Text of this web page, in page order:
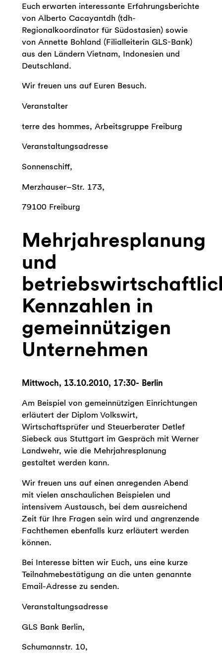
Euch erwarten interessante Erfahrungsberichte
von Alberto Cacayantdh (tdh-
Regionalkoordinator für Südostasien) sowie
von Annette Bohland (Filialleiterin GLS-Bank)
aus den Ländern Vietnam, Indonesien und
Deutschland.
Wir freuen uns auf Euren Besuch.
Veranstalter
terre des hommes, Arbeitsgruppe Freiburg
Veranstaltungsadresse
Sonnenschiff,
Merzhauser–Str. 173,
79100 Freiburg
Mehrjahresplanung
und
Kennzahlen in
gemeinnützigen
Unternehmen
Mittwoch, 13.10.2010, 17:30- Berlin
Am Beispiel von gemeinnützigen Einrichtungen
erläutert der Diplom Volkswirt,
Wirtschaftsprüfer und Steuerberater Detlef
Siebeck aus Stuttgart im Gespräch mit Werner
Landwehr, wie die Mehrjahresplanung
gestaltet werden kann.
Wir freuen uns auf einen anregenden Abend
mit vielen anschaulichen Beispielen und
intensivem Austausch, bei dem ausreichend
Zeit für Ihre Fragen sein wird und angrenzende
Fachthemen ebenfalls kurz erläutert werden
können.
Bei Interesse bitten wir Euch, uns eine kurze
Teilnahmebestätigung an die unten genannte
Email-Adresse zu senden.
Veranstaltungsadresse
GLS Bank Berlin,
Schumannstr. 10,